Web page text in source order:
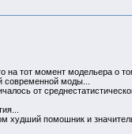
тот момент модельера о
современной моды...
от
худший помошник и